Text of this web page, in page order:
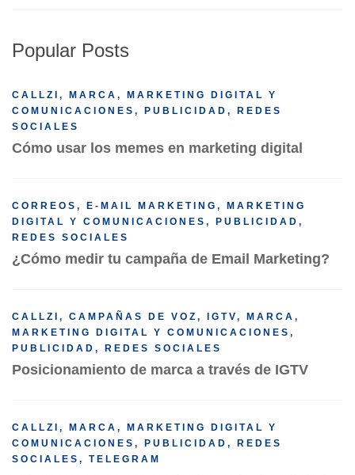
Popular Posts
CALLZI , MARCA ,
MARKETING DIGITAL Y
COMUNICACIONES , PUBLICIDAD ,
REDES
SOCIALES
Cómo usar los memes en marketing digital
CORREOS , E-MAIL MARKETING ,
MARKETING
DIGITAL Y COMUNICACIONES , PUBLICIDAD ,
REDES SOCIALES
¿Cómo medir tu campaña de Email Marketing?
CALLZI , CAMPAÑAS DE VOZ , IGTV, MARCA ,
MARKETING DIGITAL Y COMUNICACIONES ,
PUBLICIDAD , REDES SOCIALES
Posicionamiento de marca a través de IGTV
CALLZI , MARCA ,
MARKETING DIGITAL Y
COMUNICACIONES , PUBLICIDAD ,
REDES
SOCIALES , TELEGRAM